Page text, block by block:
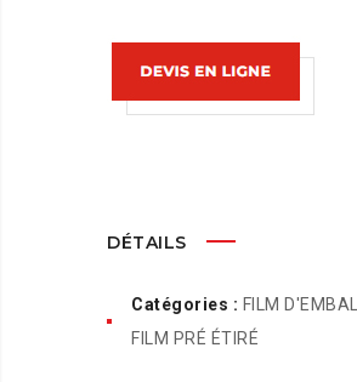
DÉTAILS
Catégories : FILM
FILM PRÉ ÉTIRÉ